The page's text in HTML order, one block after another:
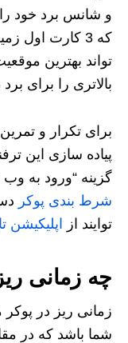
و شانس برد خود
که 3 کارت
تواند بهترین
بالاتری را برای برد
برای تکرار و
پیاده سازی این
گزینه “ورود به وب
شرط بندی پوکر
توایند از
اپلیکیشن
چه زمانی
زمانی ریز در
شما باشد که در